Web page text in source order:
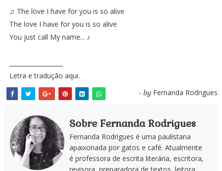
♫ The love I have for you is so alive
The love I have for you is so alive
You just call My name... ♪
Letra e tradução aqui.
- by Fernanda Rodrigues
Sobre Fernanda Rodrigues
Fernanda Rodrigues é uma paulistana
apaixonada por gatos e café. Atualmente
é professora de escrita literária, escritora,